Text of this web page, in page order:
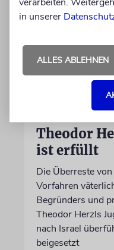
Theodor
ist erfüllt
Die Überreste
Vorfahren
Begründers und
Theodor Herzls
nach Israel
beigesetzt
in unserer
ALLES ABLEHNEN